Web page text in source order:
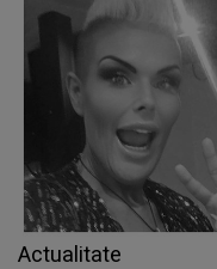
Actualitate